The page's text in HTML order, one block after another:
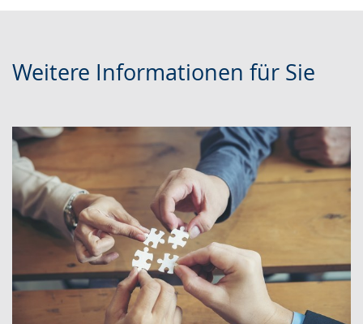
Weitere Informationen für Sie